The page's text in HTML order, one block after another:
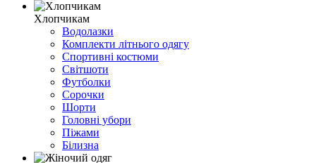
Хлопчикам
Водолазки
Комплекти літнього одягу
Спортивні костюми
Світшоти
Футболки
Сорочки
Шорти
Головні убори
Піжами
Білизна